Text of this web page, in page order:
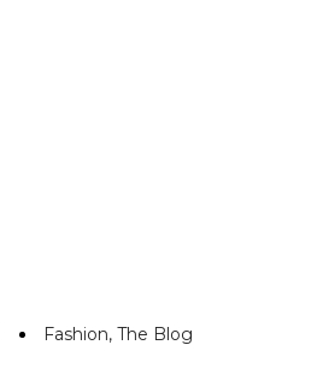
Fashion, The Blog